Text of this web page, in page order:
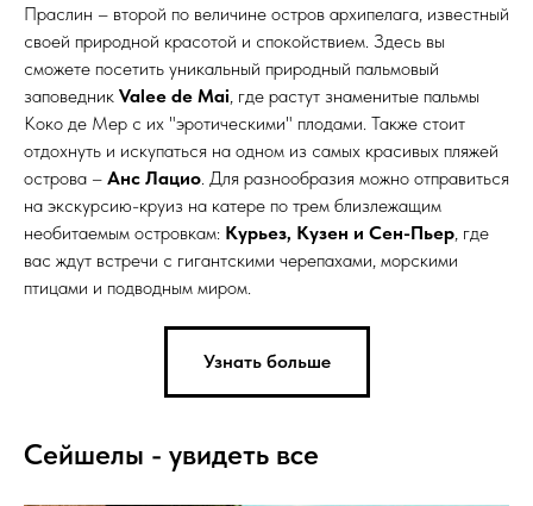
Праслин – второй по величине остров архипелага, известный
своей природной красотой и спокойствием. Здесь вы
сможете посетить уникальный природный пальмовый
заповедник Valee de Mai, где растут знаменитые пальмы
Коко де Мер с их "эротическими" плодами. Также стоит
отдохнуть и искупаться на одном из самых красивых пляжей
острова – Анс Лацио. Для разнообразия можно отправиться
на экскурсию-круиз на катере по трем близлежащим
необитаемым островкам: Курьез, Кузен и Сен-Пьер, где
вас ждут встречи с гигантскими черепахами, морскими
птицами и подводным миром.
Узнать больше
Сейшелы - увидеть все